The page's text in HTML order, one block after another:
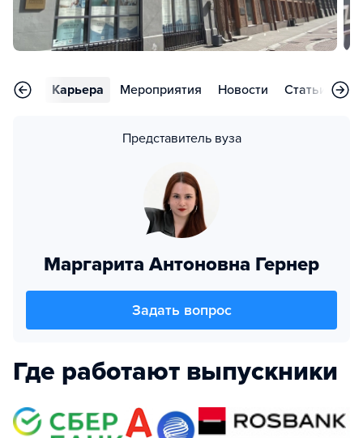
Карьера Мероприятия Новости Статьи
Представитель вуза
Маргарита Антоновна Гернер
Задать вопрос
Где работают выпускники